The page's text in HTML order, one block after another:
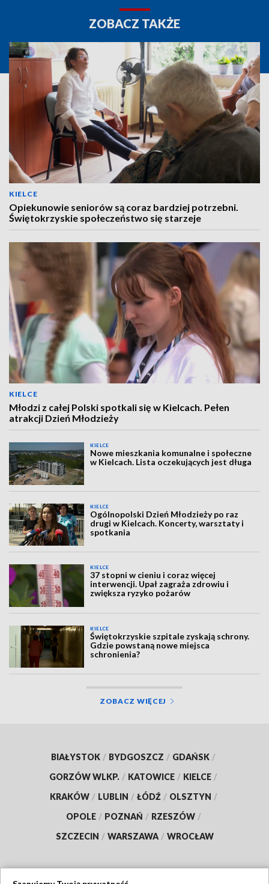
ZOBACZ TAKŻE
KIELCE
Opiekunowie seniorów są coraz bardziej potrzebni.
Świętokrzyskie społeczeństwo się starzeje
KIELCE
Młodzi z całej Polski spotkali się w Kielcach. Pełen
atrakcji Dzień Młodzieży
KIELCE
Nowe mieszkania komunalne i społeczne
w Kielcach. Lista oczekujących jest długa
KIELCE
Ogólnopolski Dzień Młodzieży po raz
drugi w Kielcach. Koncerty, warsztaty i
spotkania
KIELCE
37 stopni w cieniu i coraz więcej
interwencji. Upał zagraża zdrowiu i
zwiększa ryzyko pożarów
KIELCE
Świętokrzyskie szpitale zyskają schrony.
Gdzie powstaną nowe miejsca
schronienia?
ZOBACZ WIĘCEJ
BIAŁYSTOK / BYDGOSZCZ / GDAŃSK /
GORZÓW WLKP. / KATOWICE / KIELCE /
KRAKÓW / LUBLIN / ŁÓDŹ / OLSZTYN /
OPOLE / POZNAŃ / RZESZÓW /
SZCZECIN / WARSZAWA / WROCŁAW